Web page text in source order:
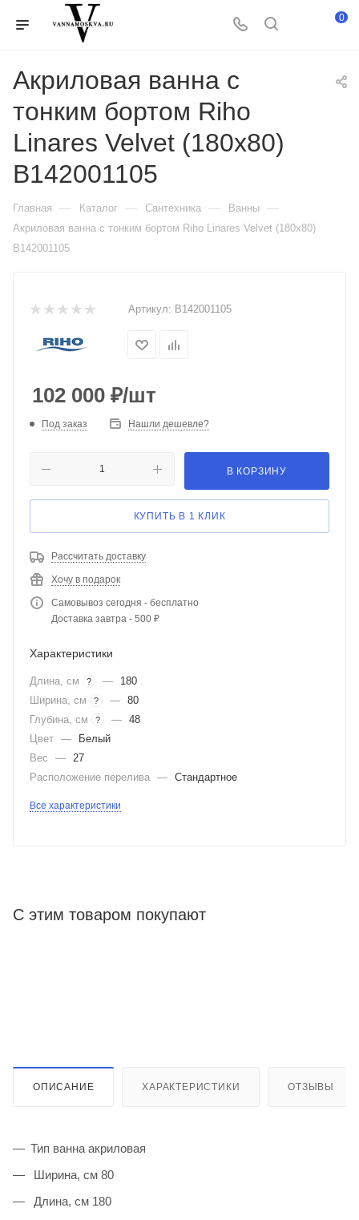
0
Акриловая ванна с
тонким бортом Riho
Linares Velvet (180x80)
B142001105
Главная — Каталог — Сантехника — Ванны —
Акриловая ванна с тонким бортом Riho Linares Velvet (180x80)
B142001105
Артикул: B142001105
102 000 ₽/шт
Под заказ Нашли дешевле?
В КОРЗИНУ
КУПИТЬ В 1 КЛИК
Рассчитать доставку
Хочу в подарок
Самовывоз сегодня - бесплатно
Доставка завтра - 500 ₽
Характеристики
Длина, см ? —
180
Ширина, см
? — 80
Глубина, см
? — 48
Цвет —
Белый
Вес
— 27
Расположение перелива — Стандартное
Все характеристики
С этим товаром покупают
ОПИСАНИЕ ХАРАКТЕРИСТИКИ ОТЗЫВЫ
Тип ванна акриловая
Ширина, см 80
Длина, см 180